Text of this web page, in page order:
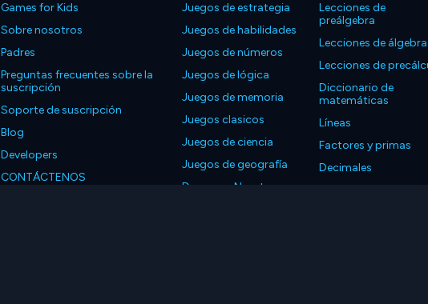
Games for Kids
Sobre nosotros
Padres
Preguntas frecuentes sobre la
suscripción
Soporte de suscripción
Blog
Developers
CONTÁCTENOS
Juegos de estrategia
Juegos de habilidades
Juegos de números
Juegos de lógica
Juegos de memoria
Juegos clasicos
Juegos de ciencia
Juegos de geografía
Descarga Nuestras
Lecciones de
preálgebra
Lecciones de álgebra
Lecciones de
Diccionario de
matemáticas
Líneas
Factores y primas
Decimales